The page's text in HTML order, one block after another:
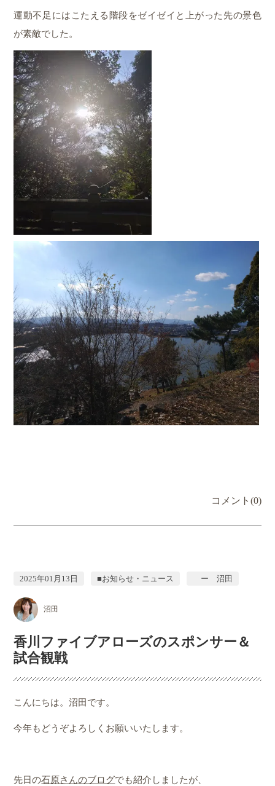
運動不足にはこたえる階段をゼイゼイと上がった先の景色
が素敵でした。
コメント(0)
2025年01月13日 ■お知らせ・ニュース ー 沼田
沼田
香川ファイブアローズのスポンサー＆
試合観戦
こんにちは。沼田です。
今年もどうぞよろしくお願いいたします。
先日の石原さんのブログでも紹介しましたが、